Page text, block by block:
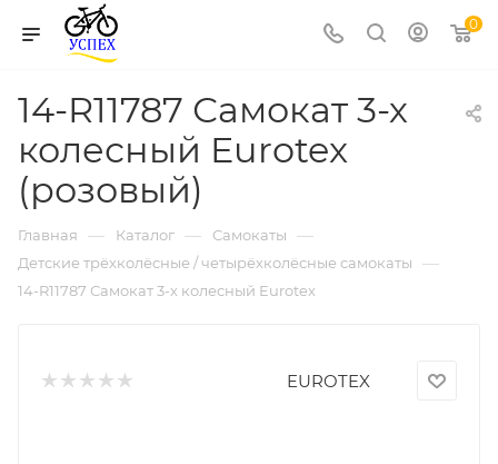
0
14-R11787 Самокат 3-х
колесный Eurotex
(розовый)
Главная — Каталог — Самокаты —
Детские трёхколёсные / четырёхколёсные самокаты —
14-R11787 Самокат 3-х колесный Eurotex
EUROTEX